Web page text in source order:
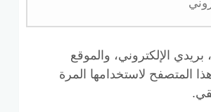
الإلكتروني، والموقع
المتصفح لاستخدامها المرة